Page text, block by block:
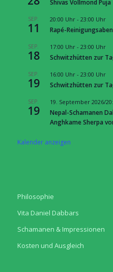
Shivas Vollmond Puja
SEP.
11
20:00 Uhr- 23:00 Uhr
Rapé-
SEP.
18
17:00 Uhr- 23:00 Uhr
Schwitzhütten zur
SEP.
19
16:00 Uhr- 23:00 Uhr
Schwitzhütten zur
SEP.
19
19. September 2026/
Nepal-Schamanen
Anghkame Sherpa
Kalender anzeigen
Philosophie
Vita Daniel Dabbars
Schamanen & Impressionen
Kosten und Ausgleich